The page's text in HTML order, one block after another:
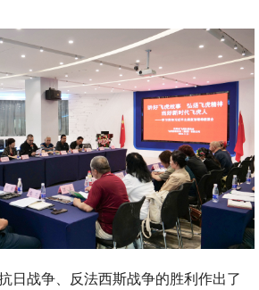
日战争、反法西斯战争的胜利作出了